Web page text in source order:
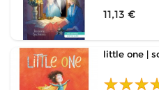
11,13 €
little one |